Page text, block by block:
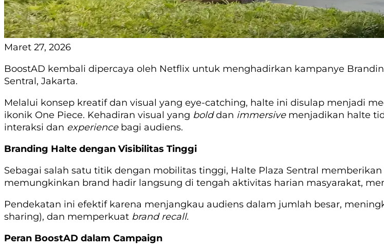
Maret 27, 2026
BoostAD kembali dipercaya oleh Netflix untuk menghadirkan kampanye
Sentral, Jakarta.
Melalui konsep kreatif dan visual yang eye-catching, halte ini disulap menjadi
ikonik One Piece. Kehadiran visual yang bolddan immersivemenjadikan halte
interaksi dan experiencebagi audiens.
Branding Halte dengan Visibilitas Tinggi
Sebagai salah satu titik dengan mobilitas tinggi, Halte Plaza Sentral
memungkinkan brand hadir langsung di tengah aktivitas harian masyarakat,
Pendekatan ini efektif karena menjangkau audiens dalam jumlah besar,
sharing), dan memperkuat brand recall.
Peran BoostAD dalam Campaign